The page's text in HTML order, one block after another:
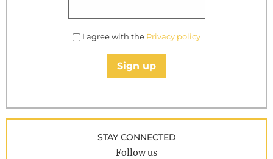
I agree with the Privacy policy
Sign up
STAY CONNECTED
Follow us